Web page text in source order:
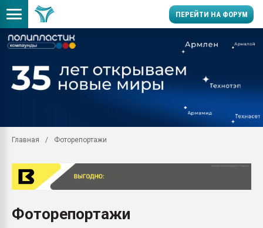
ПЕРЕЙТИ НА ФОРУМ
Вакуум-формовочные
28.07.2026
28.07.2026
Главная Фоторепортажи
Фоторепортажи